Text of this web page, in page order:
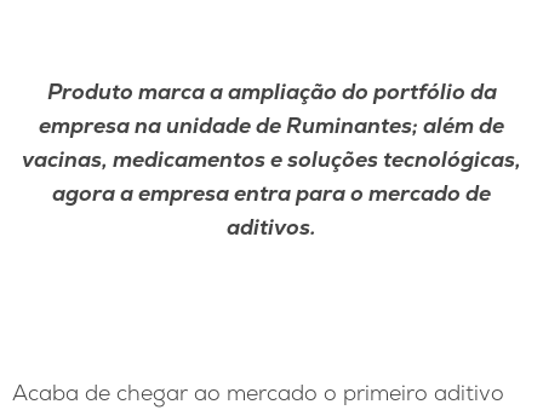
Produto marca a ampliação do portfólio da
empresa na unidade de Ruminantes; além de
vacinas, medicamentos e soluções tecnológicas,
agora a empresa entra para o mercado de
aditivos.
Acaba de chegar ao mercado o primeiro aditivo